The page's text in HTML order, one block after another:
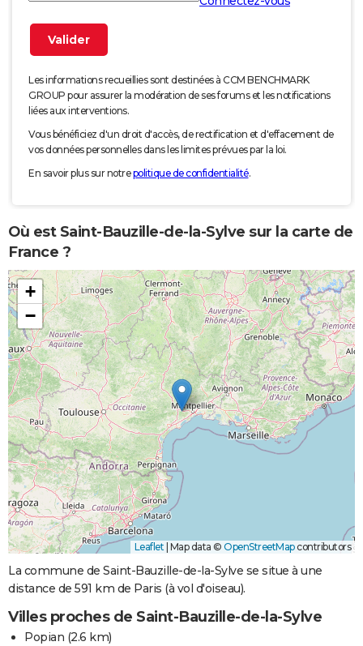
Les informations recueillies sont destinées à CCM BENCHMARK
GROUP pour assurer la modération de ses forums et les notifications
liées aux interventions.
Vous bénéficiez d'un droit d'accès, de rectification et d'effacement de
vos données personnelles dans les limites prévues par la loi.
En savoir plus sur notrepolitique de confidentialité.
Où est Saint-Bauzille-de-la-Sylve sur la carte de
France ?
+
−
Leaflet Map data © OpenStreetMapcontributors
La commune de Saint-Bauzille-de-la-Sylve se situe à une
distance de 591 km de Paris (à vol d'oiseau).
Villes proches de Saint-Bauzille-de-la-Sylve
Popian (2.6 km)